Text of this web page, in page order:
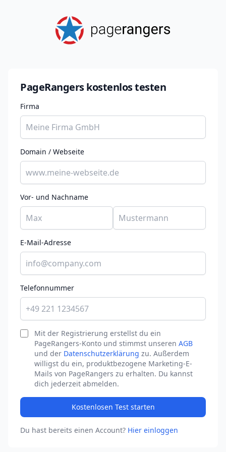
PageRangers kostenlos testen
Firma
Domain / Webseite
Vor- und Nachname
E-Mail-Adresse
Telefonnummer
Mit der Registrierung erstellst du ein
PageRangers-Konto und stimmst unseren AGB
und der Datenschutzerklärung zu. Außerdem
willigst du ein, produktbezogene Marketing-E-
Mails von PageRangers zu erhalten. Du kannst
dich jederzeit abmelden.
Kostenlosen Test starten
Du hast bereits einen Account? Hier einloggen